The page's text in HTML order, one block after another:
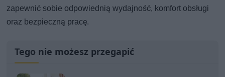
zapewnić sobie odpowiednią wydajność, komfort obsługi
oraz bezpieczną pracę.
Tego nie możesz przegapić